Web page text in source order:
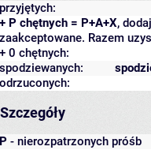
przyjętych:
+ P chętnych = P+A+X,
zaakceptowane. Razem
+ 0 chętnych:
spodziewanych:
odrzuconych:
Szczegóły
P - nierozpatrzonych próśb